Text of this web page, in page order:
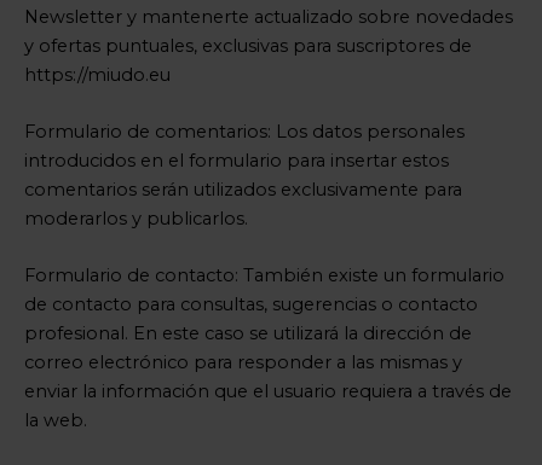
Newsletter y mantenerte actualizado sobre novedades
y ofertas puntuales, exclusivas para suscriptores de
https://miudo.eu
Formulario de comentarios: Los datos personales
introducidos en el formulario para insertar estos
comentarios serán utilizados exclusivamente para
moderarlos y publicarlos.
Formulario de contacto: También existe un formulario
de contacto para consultas, sugerencias o contacto
profesional. En este caso se utilizará la dirección de
correo electrónico para responder a las mismas y
enviar la información que el usuario requiera a través de
la web.